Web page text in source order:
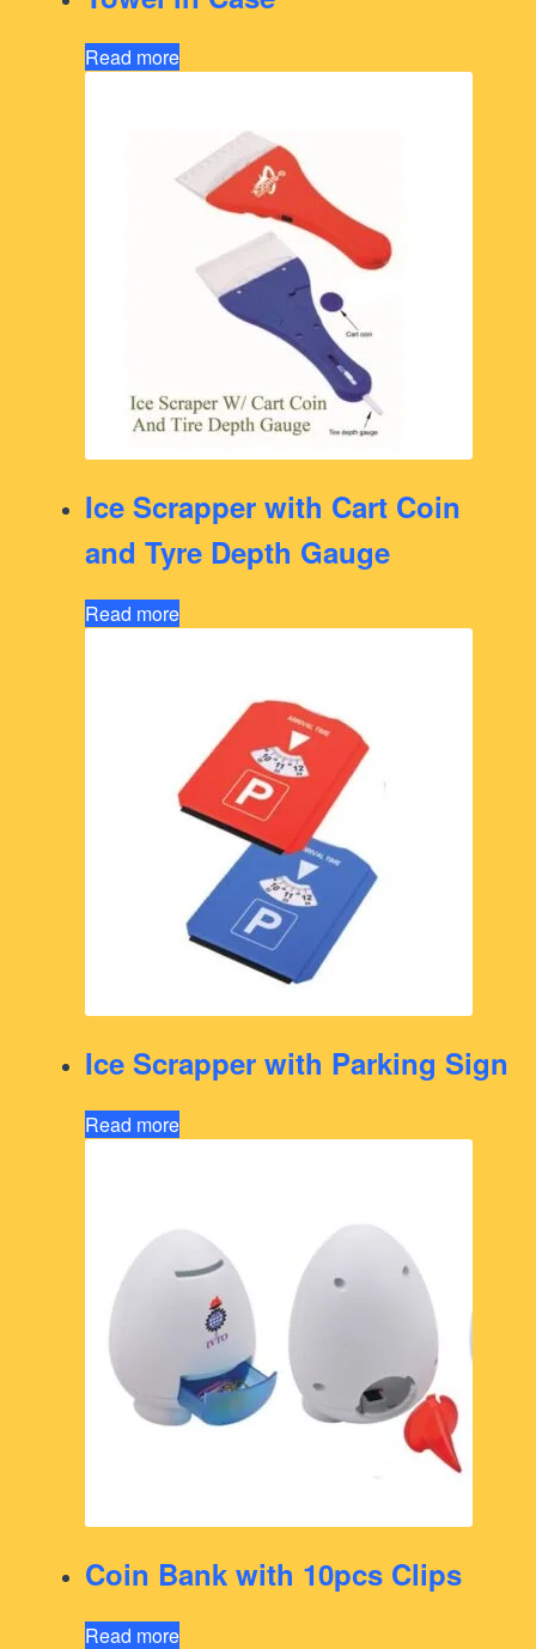
Read more
Ice Scrapper with Cart Coin
and Tyre Depth Gauge
Read more
Ice Scrapper with Parking Sign
Read more
Coin Bank with 10pcs Clips
Read more